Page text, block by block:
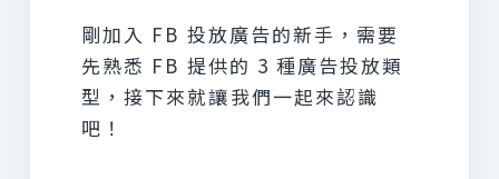
剛加入 FB 投放廣告的新手，需要
先熟悉 FB 提供的 3 種廣告投放類
型，接下來就讓我們一起來認識
吧！